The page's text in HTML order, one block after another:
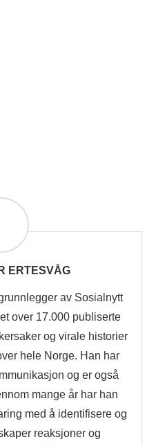
ERTESVÅG
av Sosialnytt
over 17.000 publiserte
og virale historier
hele Norge. Han har
og er også
mange år har han
med å identifisere og
reaksjoner og